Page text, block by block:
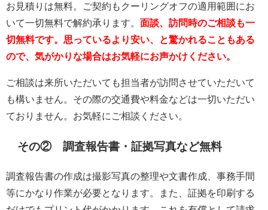
お見積りは無料。ご契約もクーリングオフの適用範囲にお
いて一切無料で解約承ります。 面談、訪問時のご相談も一
切無料です。思っているより安い、と驚かれることもある
ので、気がかりな場合はお気軽にお声かけください。
ご相談は来所いただいても担当者が訪問させていただいて
も構いません。その際の交通費や料金などは一切いただい
ておりません。お気軽にご相談ください。
その② 調査報告書・証拠写真など無料
調査報告書の作成は撮影写真の整理や文書作成、事務手間
等にかなり作業が必要となります。また、証拠を印刷する